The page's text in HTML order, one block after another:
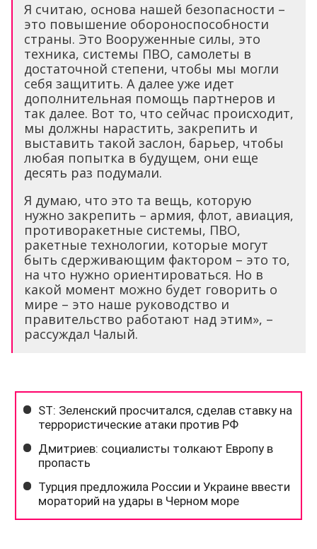
Я считаю, основа нашей безопасности –
это повышение обороноспособности
страны. Это Вооруженные силы, это
техника, системы ПВО, самолеты в
достаточной степени, чтобы мы могли
себя защитить. А далее уже идет
дополнительная помощь партнеров и
так далее. Вот то, что сейчас происходит,
мы должны нарастить, закрепить и
выставить такой заслон, барьер, чтобы
любая попытка в будущем, они еще
десять раз подумали.
Я думаю, что это та вещь, которую
нужно закрепить – армия, флот, авиация,
противоракетные системы, ПВО,
ракетные технологии, которые могут
быть сдерживающим фактором – это то,
на что нужно ориентироваться. Но в
какой момент можно будет говорить о
мире – это наше руководство и
правительство работают над этим», –
рассуждал Чалый.